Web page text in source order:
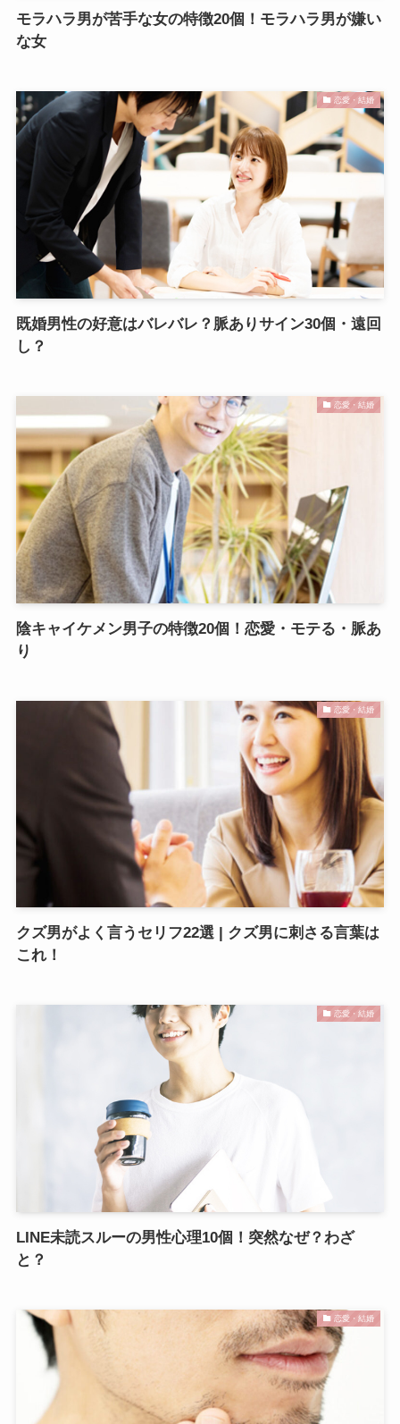
モラハラ男が苦手な女の特徴20個！モラハラ男が嫌い
な女
恋愛・結婚
既婚男性の好意はバレバレ？脈ありサイン30個・遠回
し？
恋愛・結婚
陰キャイケメン男子の特徴20個！恋愛・モテる・脈あ
り
恋愛・結婚
​​クズ男がよく言うセリフ22選 | クズ男に刺さる言葉は
これ！
恋愛・結婚
LINE未読スルーの男性心理10個！突然なぜ？わざ
と？
恋愛・結婚